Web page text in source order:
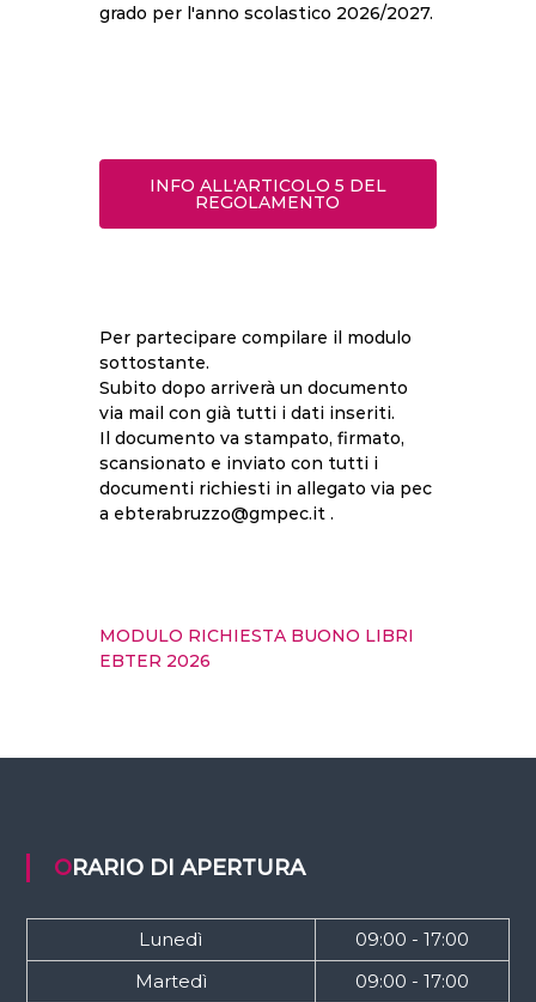
grado per l'anno scolastico 2026/2027.
INFO ALL'ARTICOLO 5 DEL
REGOLAMENTO
Per partecipare compilare il modulo
sottostante.
Subito dopo arriverà un documento
via mail con già tutti i dati inseriti.
Il documento va stampato, firmato,
scansionato e inviato con tutti i
documenti richiesti in allegato via pec
a ebterabruzzo@gmpec.it .
MODULO RICHIESTA BUONO LIBRI
EBTER 2026
ORARIO DI APERTURA
Lunedì
09:00 - 17:00
Martedì
09:00 - 17:00